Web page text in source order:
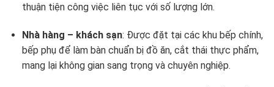
thuận tiện công việc liên tục với số lượng lớn.
Nhà hàng – khách sạn: Được đặt tại các khu bếp chính,
bếp phụ để làm bàn chuẩn bị đồ ăn, cắt thái thực phẩm,
mang lại không gian sang trọng và chuyên nghiệp.